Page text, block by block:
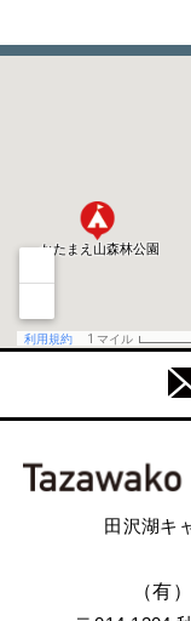
田沢湖キ
（有